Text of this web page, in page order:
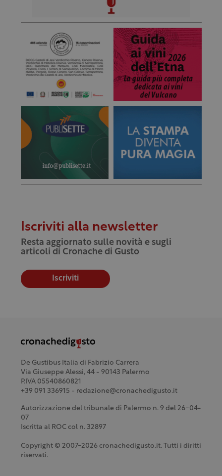
Iscriviti alla newsletter
Resta aggiornato sulle novità e sugli
articoli di Cronache di Gusto
Iscriviti
De Gustibus Italia di Fabrizio Carrera
Via Giuseppe Alessi, 44 - 90143 Palermo
P.IVA 05540860821
+39 091 336915 - redazione@cronachedigusto.it
Autorizzazione del tribunale di Palermo n. 9 del 26-04-
07
Iscritta al ROC col n. 32897
Copyright © 2007-2026 cronachedigusto.it. Tutti i diritti
riservati.